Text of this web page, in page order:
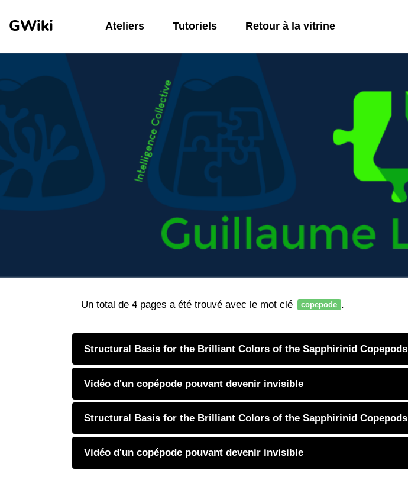
GWiki Ateliers Tutoriels Retour à la vitrine
Un total de 4 pages a été trouvé avec le mot clé copepode .
Structural Basis for the Brilliant Colors of the Sapphirinid Copepods
Vidéo d'un copépode pouvant devenir invisible
Structural Basis for the Brilliant Colors of the Sapphirinid Copepods
Vidéo d'un copépode pouvant devenir invisible